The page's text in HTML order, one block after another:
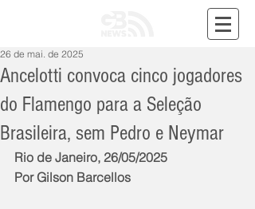
Ancelotti convoca cinco jogadores
do Flamengo para a Seleção
Brasileira, sem Pedro e Neymar
26 de mai. de 2025
Rio de Janeiro, 26/05/2025
Por Gilson Barcellos